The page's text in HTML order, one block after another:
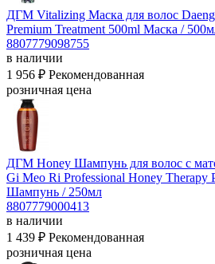
ДГМ Vitalizing Маска для волос
Premium Treatment 500ml Маска /
8807779098755
в наличии
1 956 ₽ Рекомендованная
розничная цена
ДГМ Honey Шампунь для волос с
Gi Meo Ri Professional Honey Therapy
Шампунь / 250мл
8807779000413
в наличии
1 439 ₽ Рекомендованная
розничная цена